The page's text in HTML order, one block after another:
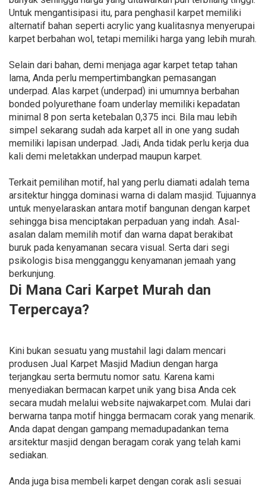
Untuk mengantisipasi itu, para penghasil karpet memiliki
alternatif bahan seperti acrylic yang kualitasnya menyerupai
karpet berbahan wol, tetapi memiliki harga yang lebih murah.
Selain dari bahan, demi menjaga agar karpet tetap tahan
lama, Anda perlu mempertimbangkan pemasangan
underpad. Alas karpet (underpad) ini umumnya berbahan
bonded polyurethane foam underlay memiliki kepadatan
minimal 8 pon serta ketebalan 0,375 inci. Bila mau lebih
simpel sekarang sudah ada karpet all in one yang sudah
memiliki lapisan underpad. Jadi, Anda tidak perlu kerja dua
kali demi meletakkan underpad maupun karpet.
Terkait pemilihan motif, hal yang perlu diamati adalah tema
arsitektur hingga dominasi warna di dalam masjid. Tujuannya
untuk menyelaraskan antara motif bangunan dengan karpet
sehingga bisa menciptakan perpaduan yang indah. Asal-
asalan dalam memilih motif dan warna dapat berakibat
buruk pada kenyamanan secara visual. Serta dari segi
psikologis bisa mengganggu kenyamanan jemaah yang
berkunjung.
Di Mana Cari Karpet Murah dan
Terpercaya?
Kini bukan sesuatu yang mustahil lagi dalam mencari
produsen Jual Karpet Masjid Madiun dengan harga
terjangkau serta bermutu nomor satu. Karena kami
menyediakan bermacan karpet unik yang bisa Anda cek
secara mudah melalui website najwakarpet.com. Mulai dari
berwarna tanpa motif hingga bermacam corak yang menarik.
Anda dapat dengan gampang memadupadankan tema
arsitektur masjid dengan beragam corak yang telah kami
sediakan.
Anda juga bisa membeli karpet dengan corak asli sesuai